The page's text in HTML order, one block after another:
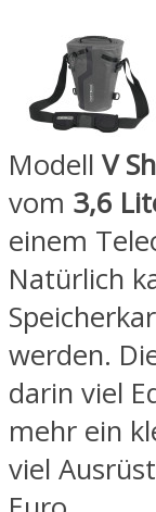
Modell V
vom 3,6
einem
Natürlich
werden.
darin viel
mehr ein
viel